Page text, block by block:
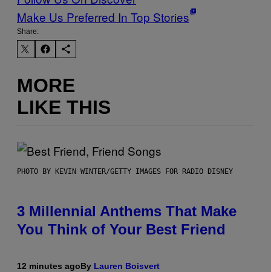
Make Us Preferred In Top Stories
Share:
MORE
LIKE THIS
PHOTO BY KEVIN WINTER/GETTY IMAGES FOR RADIO DISNEY
3 Millennial Anthems That Make
You Think of Your Best Friend
12 minutes agoBy Lauren Boisvert